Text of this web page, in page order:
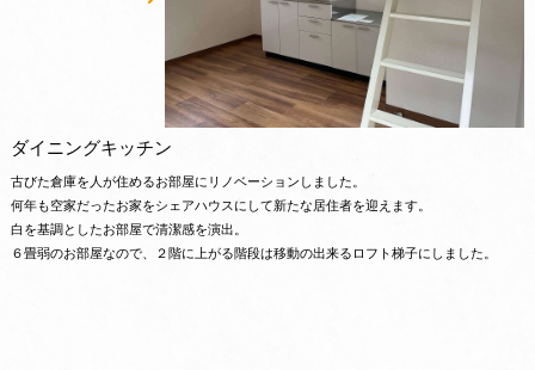
ダイニングキッチン
古びた倉庫を人が住めるお部屋にリノベーションしました。
何年も空家だったお家をシェアハウスにして新たな居住者を迎えます。
白を基調としたお部屋で清潔感を演出。
６畳弱のお部屋なので、２階に上がる階段は移動の出来るロフト梯子にしました。